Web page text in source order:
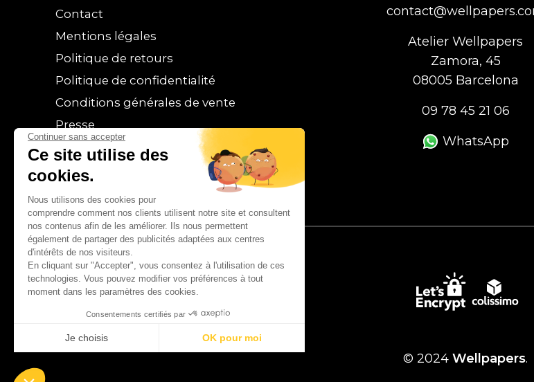
Continuer sans accepter
Ce site utilise des
cookies.
Nous utilisons des cookies pour
comprendre comment nos clients utilisent notre site et consultent
nos contenus afin de les améliorer. Ils nous permettent
également de partager des publicités adaptées aux centres
d'intérêts de nos visiteurs.
En cliquant sur "Accepter", vous consentez à l'utilisation de ces
technologies. Vous pouvez modifier vos préférences à tout
moment dans les paramètres des cookies.
Consentements certifiés par
Je choisis OK pour moi
Plateforme de Gestion du Consentement : Personnalisez vos Options
Contact
Mentions légales
Politique de retours
Politique de confidentialité
Conditions générales de vente
Presse
Blog
Atelier Wellpapers
Zamora, 45
08005 Barcelona
09 78 45 21 06
WhatsApp
© 2024 Wellpapers.